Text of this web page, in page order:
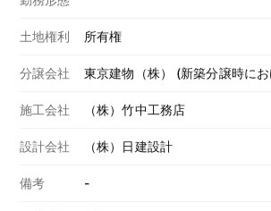
土地権利 所有権
分譲会社 東京建物（株） (新築分譲時に
施工会社 （株）竹中工務店
設計会社 （株）日建設計
備考 -